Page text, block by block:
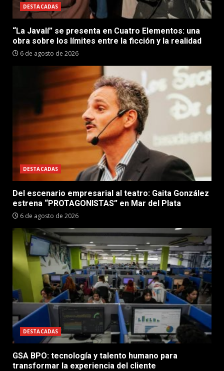
DESTACADAS
“La Javalí” se presenta en Cuatro Elementos: una
obra sobre los límites entre la ficción y la realidad
6 de agosto de 2026
DESTACADAS
Del escenario empresarial al teatro: Gaita González
estrena “PROTAGONISTAS” en Mar del Plata
6 de agosto de 2026
DESTACADAS
GSA BPO: tecnología y talento humano para
transformar la experiencia del cliente